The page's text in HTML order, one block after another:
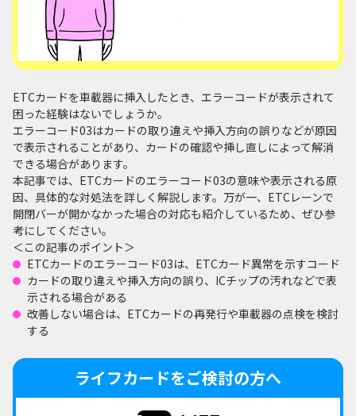
ETCカードを車載器に挿入したとき、エラーコードが表示されて
困った経験はないでしょうか。
エラーコード03はカードの取り違えや挿入方向の誤りなどが原因
で表示されることがあり、カードの確認や挿し直しによって解消
できる場合があります。
本記事では、ETCカードのエラーコード03の意味や表示される原
因、具体的な対処法を詳しく解説します。万が一、ETCレーンで
開閉バーが開かなかった場合の対応も紹介しているため、ぜひ参
考にしてください。
＜この記事のポイント＞
ETCカードのエラーコード03は、ETCカード異常を示すコード
カードの取り違えや挿入方向の誤り、ICチップの汚れなどで表
示される場合がある
改善しない場合は、ETCカードの再発行や車載器の点検を検討
する
ライフカードをご検討の方へ